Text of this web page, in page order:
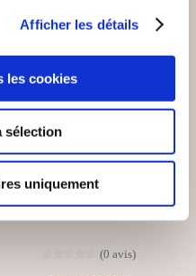
Afficher les détails
les cookies
sélection
uniquement
NEW
(0 avis)